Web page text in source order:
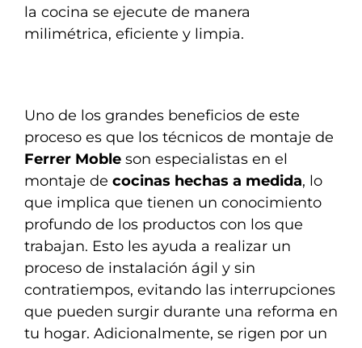
la cocina se ejecute de manera
milimétrica, eficiente y limpia.
Uno de los grandes beneficios de este
proceso es que los técnicos de montaje de
Ferrer Moble son especialistas en el
montaje de cocinas hechas a medida, lo
que implica que tienen un conocimiento
profundo de los productos con los que
trabajan. Esto les ayuda a realizar un
proceso de instalación ágil y sin
contratiempos, evitando las interrupciones
que pueden surgir durante una reforma en
tu hogar. Adicionalmente, se rigen por un